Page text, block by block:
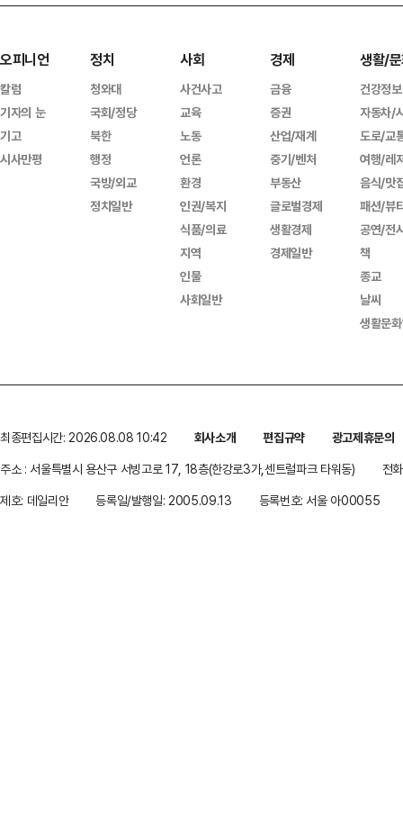
오피니언
칼럼
기자의 눈
기고
시사만평
정치
청와대
국회/정당
북한
행정
국방/외교
정치일반
사회
사건사고
교육
노동
언론
환경
인권/복지
식품/의료
지역
인물
사회일반
경제
금융
증권
산업/재계
중기/벤처
부동산
글로벌경제
생활경제
경제일반
생활/
건강정보
자동차/
도로/교
여행/레
음식/맛
패션/뷰
공연/전
책
종교
날씨
생활문
최종편집시간: 2026.08.08 10:42 회사소개 편집규약
광고제휴문의
주소 : 서울특별시 용산구 서빙고로 17, 18층(한강로3가,센트럴파크 타워동)
전
제호: 데일리안
등록일/발행일: 2005.09.13 등록번호: 서울 아00055